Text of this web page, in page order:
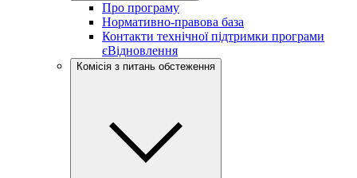
Про програму
Нормативно-правова база
Контакти технічної підтримки програми
єВідновлення
Комісія з питань обстеження